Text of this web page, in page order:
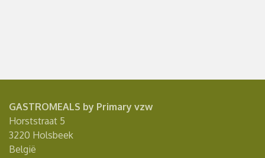
GASTROMEALS by Primary vzw
Horststraat 5
3220 Holsbeek
België